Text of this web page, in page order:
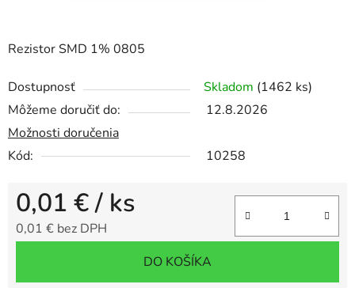
Rezistor SMD 1% 0805
Dostupnosť Skladom (1462 ks)
Môžeme doručiť do:
12.8.2026
Možnosti doručenia
Kód:
10258
0,01 €/ ks
0,01 € bez DPH
DO KOŠÍKA